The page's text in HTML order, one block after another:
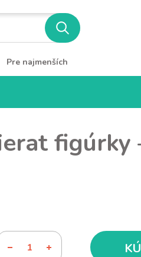
Pre najmenších
figúrky